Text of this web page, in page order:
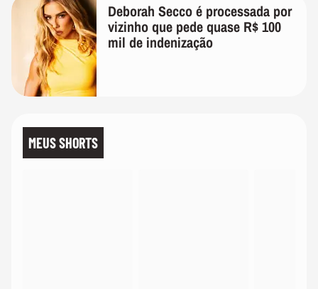
Deborah Secco é processada por
vizinho que pede quase R$ 100
mil de indenização
MEUS SHORTS